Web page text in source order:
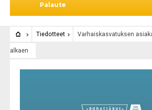
Palaute
Tiedotteet Varhaiskasvatuksen
alkaen